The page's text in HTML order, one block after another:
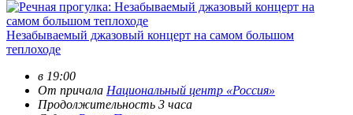
Незабываемый джазовый концерт на самом большом
теплоходе
в 19:00
От причала Национальный центр «Россия»
Продолжительность 3 часа